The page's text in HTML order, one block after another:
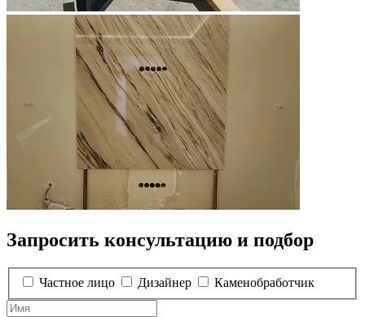
Запросить консультацию и подбор
Частное лицо Дизайнер Каменобработчик